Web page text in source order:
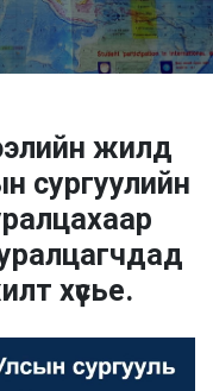
жилд
сургуулийн
хүсье.